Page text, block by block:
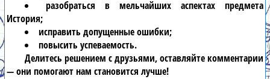
разобраться в мельчайших аспектах предмета
История;
исправить допущенные ошибки;
повысить успеваемость.
Делитесь решением с друзьями, оставляйте комментарии
— они помогают нам становится лучше!